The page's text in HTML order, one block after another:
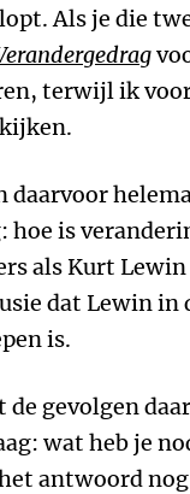
Als je die
terwijl ik
daarvoor
hoe is
als Kurt
dat Lewin in
is.
de gevolgen
wat heb je
antwoord